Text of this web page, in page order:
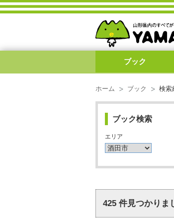
ブック
ホーム ブック 検索
ブック検索
エリア
425件見つかりま